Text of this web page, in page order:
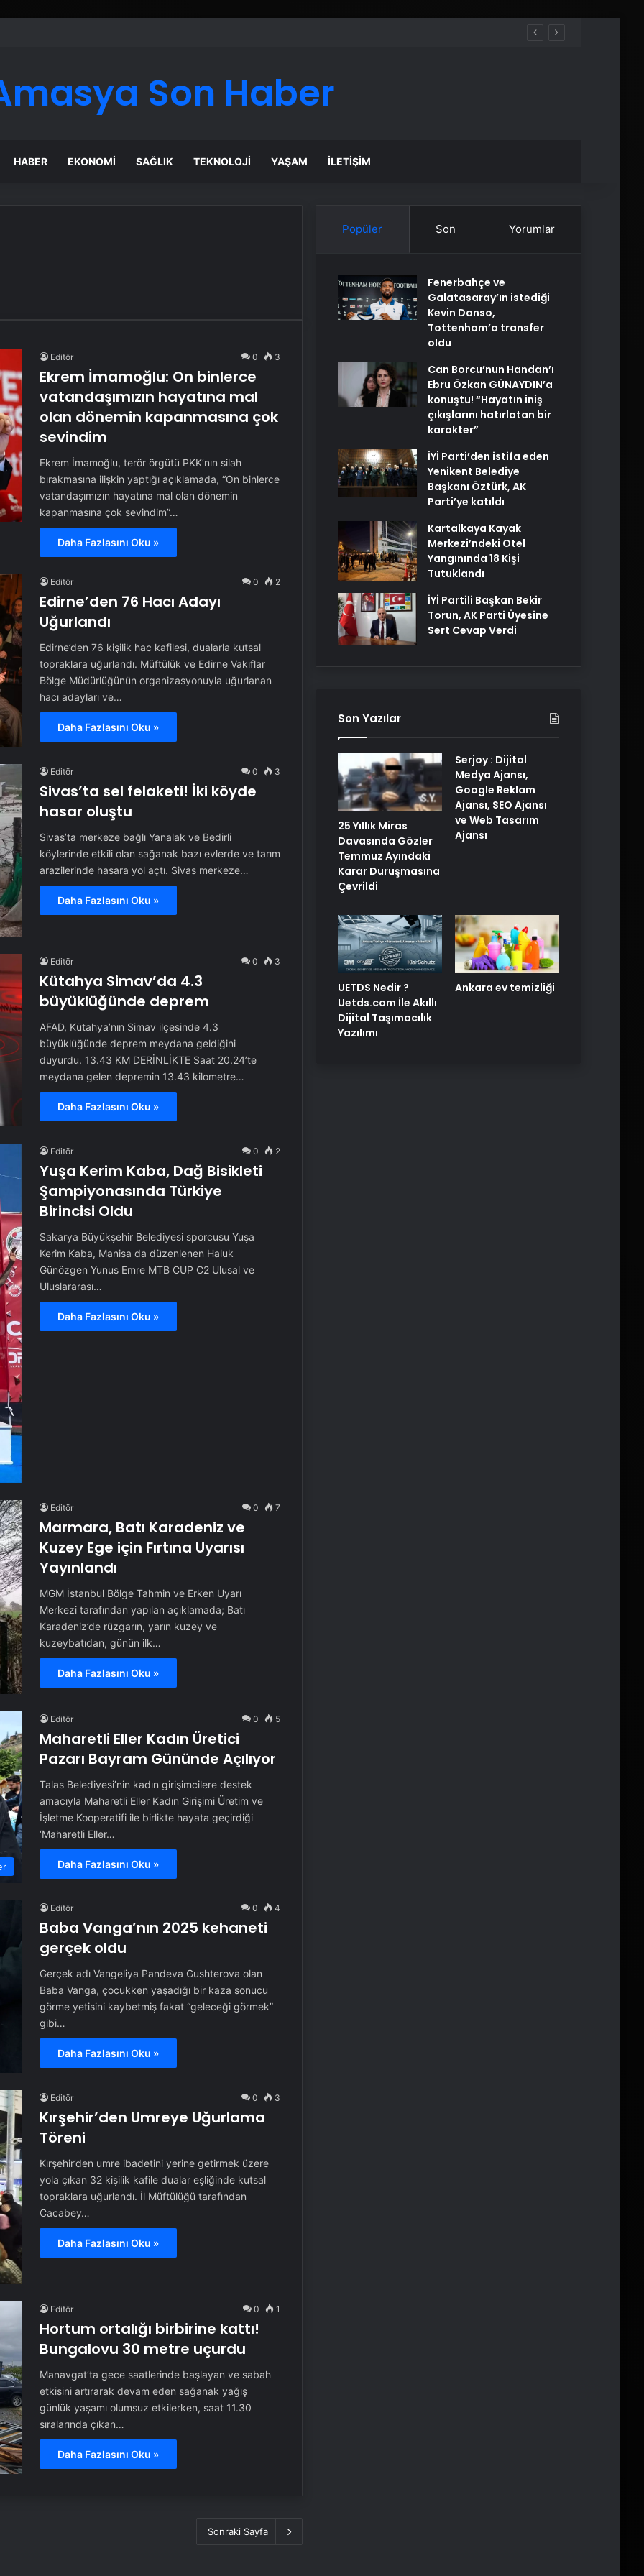
Son Haber
HABER EKONOMI SAĞLIK TEKNOLOJI YAŞAM İLETIŞIM
Editör 0 3
Ekrem İmamoğlu: On binlerce
vatandaşımızın hayatına mal
olan dönemin kapanmasına çok
sevindim
Ekrem İmamoğlu, terör örgütü PKK’nın silah
bırakmasına ilişkin yaptığı açıklamada, “On binlerce
vatandaşımızın hayatına mal olan dönemin
kapanmasına çok sevindim”…
Daha Fazlasını Oku »
Editör 0 2
Edirne’den 76 Hacı Adayı
Uğurlandı
Edirne’den 76 kişilik hac kafilesi, dualarla kutsal
topraklara uğurlandı. Müftülük ve Edirne Vakıflar
Bölge Müdürlüğünün organizasyonuyla uğurlanan
hacı adayları ve…
Daha Fazlasını Oku »
Editör 0 3
Sivas’ta sel felaketi! İki köyde
hasar oluştu
Sivas’ta merkeze bağlı Yanalak ve Bedirli
köylerinde etkili olan sağanak bazı evlerde ve tarım
arazilerinde hasara yol açtı. Sivas merkeze…
Daha Fazlasını Oku »
Editör 0 3
Kütahya Simav’da 4.3
büyüklüğünde deprem
AFAD, Kütahya’nın Simav ilçesinde 4.3
büyüklüğünde deprem meydana geldiğini
duyurdu. 13.43 KM DERİNLİKTE Saat 20.24’te
meydana gelen depremin 13.43 kilometre…
Daha Fazlasını Oku »
Editör 0 2
Yuşa Kerim Kaba, Dağ Bisikleti
Şampiyonasında Türkiye
Birincisi Oldu
Sakarya Büyükşehir Belediyesi sporcusu Yuşa
Kerim Kaba, Manisa da düzenlenen Haluk
Günözgen Yunus Emre MTB CUP C2 Ulusal ve
Uluslararası…
Daha Fazlasını Oku »
Editör 0 7
Marmara, Batı Karadeniz ve
Kuzey Ege için Fırtına Uyarısı
Yayınlandı
MGM İstanbul Bölge Tahmin ve Erken Uyarı
Merkezi tarafından yapılan açıklamada; Batı
Karadeniz’de rüzgarın, yarın kuzey ve
kuzeybatıdan, günün ilk…
Daha Fazlasını Oku »
Editör 0 5
Maharetli Eller Kadın Üretici
Pazarı Bayram Gününde Açılıyor
Talas Belediyesi’nin kadın girişimcilere destek
amacıyla Maharetli Eller Kadın Girişimi Üretim ve
İşletme Kooperatifi ile birlikte hayata geçirdiği
‘Maharetli Eller…
Daha Fazlasını Oku »
Editör 0 4
Baba Vanga’nın 2025 kehaneti
gerçek oldu
Gerçek adı Vangeliya Pandeva Gushterova olan
Baba Vanga, çocukken yaşadığı bir kaza sonucu
görme yetisini kaybetmiş fakat “geleceği görmek”
gibi…
Daha Fazlasını Oku »
Editör 0 3
Kırşehir’den Umreye Uğurlama
Töreni
Kırşehir’den umre ibadetini yerine getirmek üzere
yola çıkan 32 kişilik kafile dualar eşliğinde kutsal
topraklara uğurlandı. İl Müftülüğü tarafından
Cacabey…
Daha Fazlasını Oku »
Editör 0 1
Hortum ortalığı birbirine kattı!
Bungalovu 30 metre uçurdu
Manavgat’ta gece saatlerinde başlayan ve sabah
etkisini artırarak devam eden sağanak yağış
günlük yaşamı olumsuz etkilerken, saat 11.30
sıralarında çıkan…
Daha Fazlasını Oku »
Sonraki Sayfa
Popüler Son Yorumlar
Fenerbahçe ve
Galatasaray’ın istediği
Kevin Danso,
Tottenham’a transfer
oldu
Can Borcu’nun Handan’ı
Ebru Özkan GÜNAYDIN’a
konuştu! “Hayatın iniş
çıkışlarını hatırlatan bir
karakter”
İYİ Parti’den istifa eden
Yenikent Belediye
Başkanı Öztürk, AK
Parti’ye katıldı
Kartalkaya Kayak
Merkezi’ndeki Otel
Yangınında 18 Kişi
Tutuklandı
İYİ Partili Başkan Bekir
Torun, AK Parti Üyesine
Sert Cevap Verdi
Son Yazılar
25 Yıllık Miras
Davasında Gözler
Temmuz Ayındaki
Karar Duruşmasına
Çevrildi
Serjoy : Dijital
Medya Ajansı,
Google Reklam
Ajansı, SEO Ajansı
ve Web Tasarım
Ajansı
UETDS Nedir ?
Uetds.com İle Akıllı
Dijital Taşımacılık
Yazılımı
Ankara ev temizliği